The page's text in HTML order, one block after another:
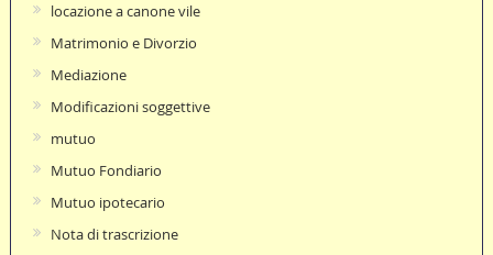
locazione a canone vile
Matrimonio e Divorzio
Mediazione
Modificazioni soggettive
mutuo
Mutuo Fondiario
Mutuo ipotecario
Nota di trascrizione